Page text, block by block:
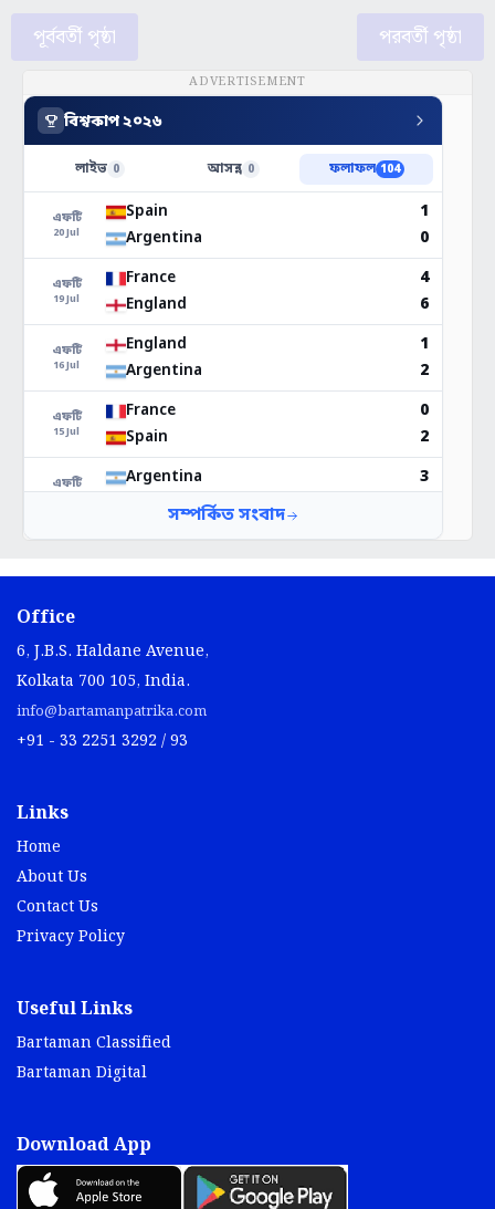
পূর্ববর্তী পৃষ্ঠা পরবর্তী পৃষ্ঠা
ADVERTISEMENT
Office
6, J.B.S. Haldane Avenue,
Kolkata 700 105, India.
info@bartamanpatrika.com
+91 - 33 2251 3292 / 93
Links
Home
About Us
Contact Us
Privacy Policy
Useful Links
Bartaman Classified
Bartaman Digital
Download App